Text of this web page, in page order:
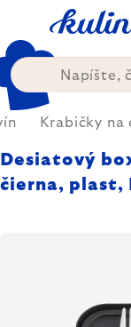
obsah
Krabičky na
Desiatový
čierna, plast,